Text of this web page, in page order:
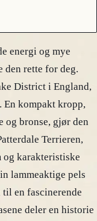
energi og mye
den rette for deg.
District i England,
En kompakt kropp,
og bronse, gjør den
Terrieren,
og karakteristiske
lammeaktige pels
til en fascinerende
deler en historie